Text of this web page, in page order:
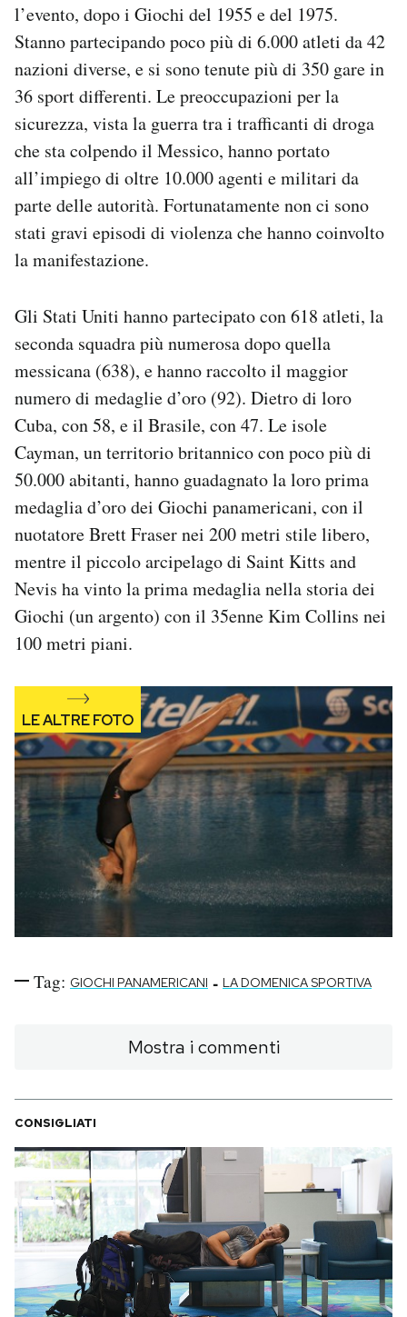
AREA PERSONALE
Area Personale
Regala il Post
Hai bisogno di aiuto?
Esci
l’evento, dopo i Giochi del 1955 e del 1975.
Stanno partecipando poco più di 6.000 atleti da 42
nazioni diverse, e si sono tenute più di 350 gare in
36 sport differenti. Le preoccupazioni per la
sicurezza, vista la guerra tra i trafficanti di droga
che sta colpendo il Messico, hanno portato
all’impiego di oltre 10.000 agenti e militari da
parte delle autorità. Fortunatamente non ci sono
stati gravi episodi di violenza che hanno coinvolto
la manifestazione.
Gli Stati Uniti hanno partecipato con 618 atleti, la
seconda squadra più numerosa dopo quella
messicana (638), e hanno raccolto il maggior
numero di medaglie d’oro (92). Dietro di loro
Cuba, con 58, e il Brasile, con 47. Le isole
Cayman, un territorio britannico con poco più di
50.000 abitanti, hanno guadagnato la loro prima
medaglia d’oro dei Giochi panamericani, con il
nuotatore Brett Fraser nei 200 metri stile libero,
mentre il piccolo arcipelago di Saint Kitts and
Nevis ha vinto la prima medaglia nella storia dei
Giochi (un argento) con il 35enne Kim Collins nei
100 metri piani.
Tag: GIOCHI PANAMERICANI - LA DOMENICA SPORTIVA
Mostra i commenti
CONSIGLIATI